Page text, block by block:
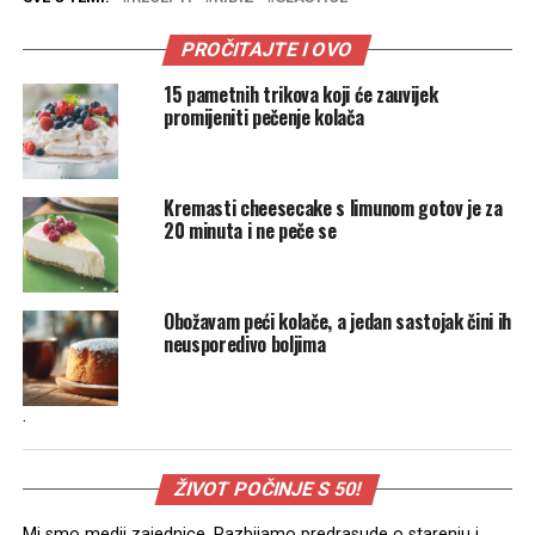
PROČITAJTE I OVO
15 pametnih trikova koji će zauvijek
promijeniti pečenje kolača
Kremasti cheesecake s limunom gotov je za
20 minuta i ne peče se
Obožavam peći kolače, a jedan sastojak čini ih
neusporedivo boljima
.
ŽIVOT POČINJE S 50!